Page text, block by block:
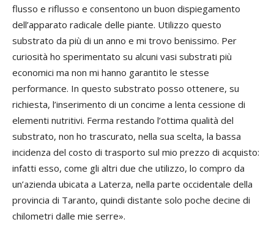
flusso e riflusso e consentono un buon dispiegamento
dell’apparato radicale delle piante. Utilizzo questo
substrato da più di un anno e mi trovo benissimo. Per
curiosità ho sperimentato su alcuni vasi substrati più
economici ma non mi hanno garantito le stesse
performance. In questo substrato posso ottenere, su
richiesta, l’inserimento di un concime a lenta cessione di
elementi nutritivi. Ferma restando l’ottima qualità del
substrato, non ho trascurato, nella sua scelta, la bassa
incidenza del costo di trasporto sul mio prezzo di acquisto:
infatti esso, come gli altri due che utilizzo, lo compro da
un’azienda ubicata a Laterza, nella parte occidentale della
provincia di Taranto, quindi distante solo poche decine di
chilometri dalle mie serre».